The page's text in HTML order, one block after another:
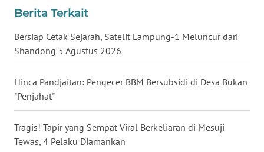
Berita Terkait
Bersiap Cetak Sejarah, Satelit Lampung-1 Meluncur dari
Shandong 5 Agustus 2026
Hinca Pandjaitan: Pengecer BBM Bersubsidi di Desa Bukan
"Penjahat"
Tragis! Tapir yang Sempat Viral Berkeliaran di Mesuji
Tewas, 4 Pelaku Diamankan
WN
WN
JOGJA
WN